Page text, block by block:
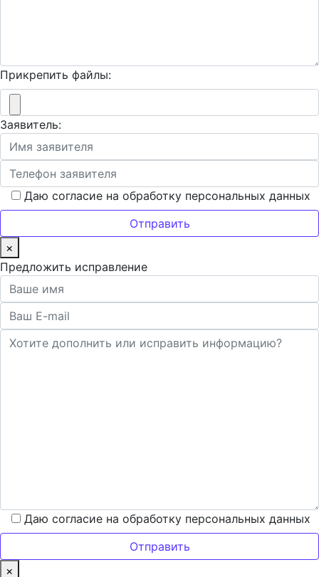
Прикрепить файлы:
Заявитель:
Даю согласие на обработку персональных данных
×
Предложить исправление
Даю согласие на обработку персональных данных
×